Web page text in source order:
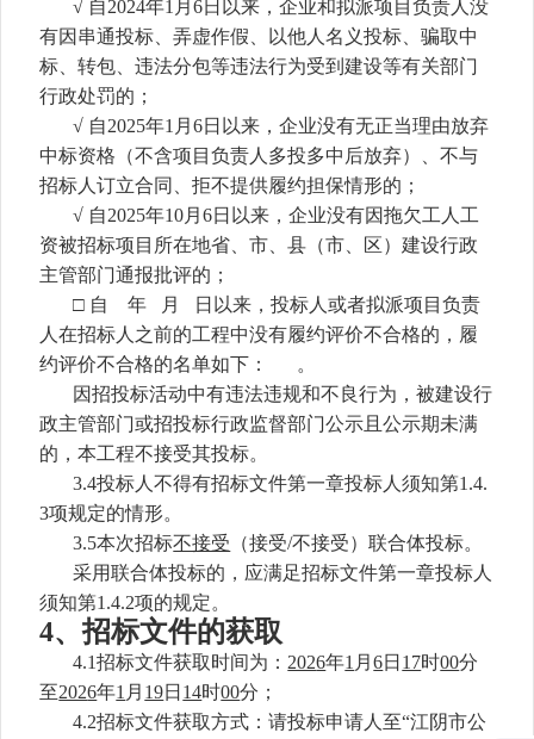
√ 自2024年1 月6日以来，企业和拟派项目负责人没
有因串通投标、弄虚作假、以他人名义投标、骗取中
标、转包、违法分包等违法行为受到建设等有关部门
行政处罚的；
√ 自2025年1 月6日以来，企业没有无正当理由放弃
中标资格（不含项目负责人多投多中后放弃）、不与
招标人订立合同、拒不提供履约担保情形的；
√ 自2025年10月6日以来，企业没有因拖欠工人工
资被招标项目所在地省、市、县（市、区）建设行政
主管部门通报批评的；
□ 自
年 月
日以来，投标人或者拟派项目负责
人在招标人之前的工程中没有履约评价不合格的，履
约评价不合格的名单如下：
。
因招投标活动中有违法违规和不良行为，被建设行
政主管部门或招投标行政监督部门公示且公示期未满
的，本工程不接受其投标。
3.4投标人不得有招标文件第一章投标人须知第1.4.
3项规定的情形。
3.5本次招标不接受 （接受/不接受）联合体投标。
采用联合体投标的，应满足招标文件第一章投标人
须知第1.4.2项的规定。
4、招标文件的获取
4.1招标文件获取时间为： 2026年1 月6日 17时00分
至2026年1 月 19日 14时00分；
4.2招标文件获取方式：请投标申请人至“江阴市公